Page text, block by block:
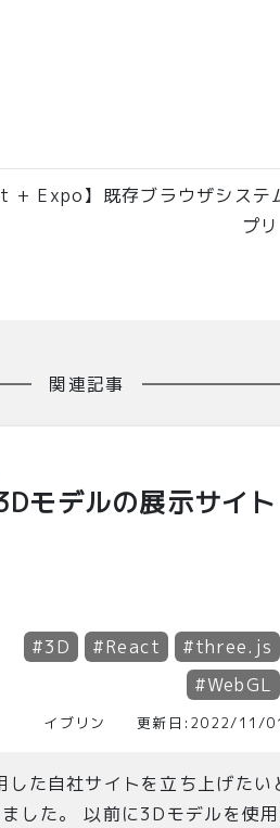
+ Expo】既存ブラウザシステ
プ
関連記事
モデルの展示サイト
#3D #React
#three.js
#WebGL
イブリン 更新日:2022/11/
した自社サイトを立ち上げたい
した。 以前に3Dモデルを使